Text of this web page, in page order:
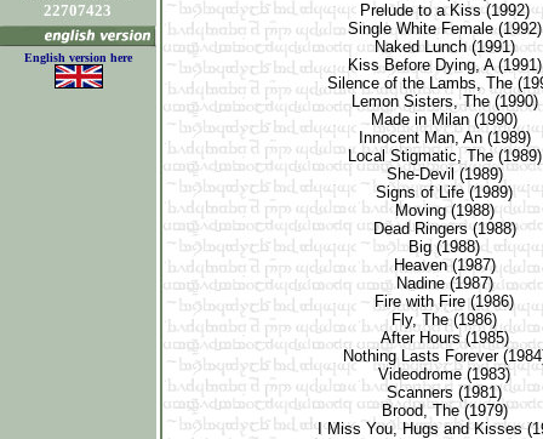
22707423
English version here
Prelude to a Kiss (1992)
Single White Female
Naked Lunch (1991)
Kiss Before Dying, A
Silence of the Lambs, The
Lemon Sisters, The (1990)
Made in Milan (1990)
Innocent Man, An (1989)
Local Stigmatic, The
She-Devil (1989)
Signs of Life (1989)
Moving (1988)
Dead Ringers (1988)
Big (1988)
Heaven (1987)
Nadine (1987)
Fire with Fire (1986)
Fly, The (1986)
After Hours (1985)
Nothing Lasts Forever
Videodrome (1983)
Scanners (1981)
Brood, The (1979)
I Miss You, Hugs and Kisses